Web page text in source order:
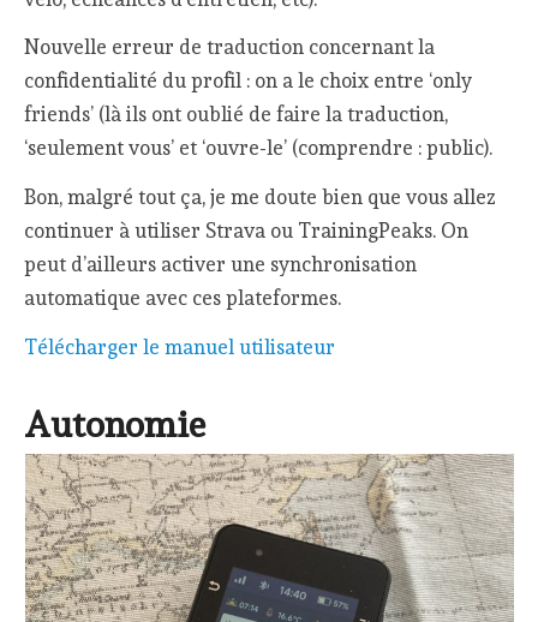
Nouvelle erreur de traduction concernant la
confidentialité du profil : on a le choix entre ‘only
friends’ (là ils ont oublié de faire la traduction,
‘seulement vous’ et ‘ouvre-le’ (comprendre : public).
Bon, malgré tout ça, je me doute bien que vous allez
continuer à utiliser Strava ou TrainingPeaks. On
peut d’ailleurs activer une synchronisation
automatique avec ces plateformes.
Télécharger le manuel utilisateur
Autonomie